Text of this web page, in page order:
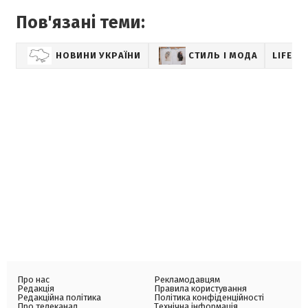
Пов'язані теми:
НОВИНИ УКРАЇНИ СТИЛЬ І МОДА
Про нас
Редакція
Редакційна політика
Рекламодавцям
Правила користування
Політика конфіденційності